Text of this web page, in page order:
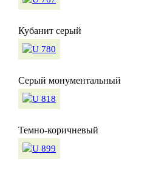
Кубанит серый
Серый монументальный
Темно-коричневый